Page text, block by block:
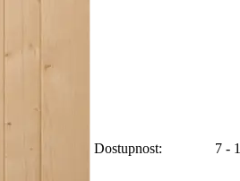
Dostupnost: 7 -